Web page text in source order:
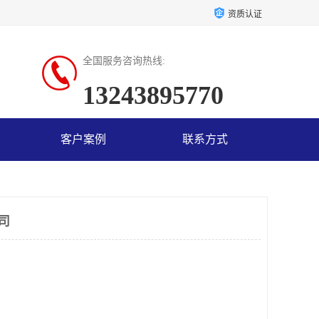
资质认证
全国服务咨询热线:
13243895770
客户案例 联系方式